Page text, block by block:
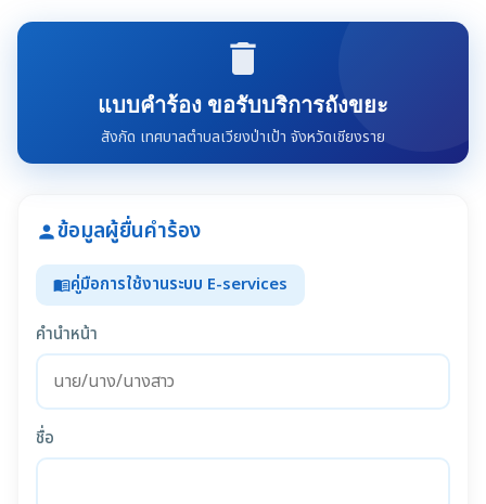
delete
แบบคำร้อง ขอรับบริการถังขยะ
สังกัด เทศบาลตำบลเวียงป่าเป้า จังหวัดเชียงราย
personข้อมูลผู้ยื่นคำร้อง
menu_bookคู่มือการใช้งานระบบ E-services
คำนำหน้า
ชื่อ